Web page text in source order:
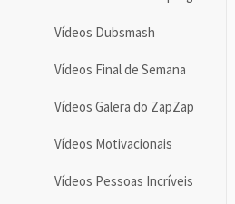
Vídeos Dubsmash
Vídeos Final de Semana
Vídeos Galera do ZapZap
Vídeos Motivacionais
Vídeos Pessoas Incríveis